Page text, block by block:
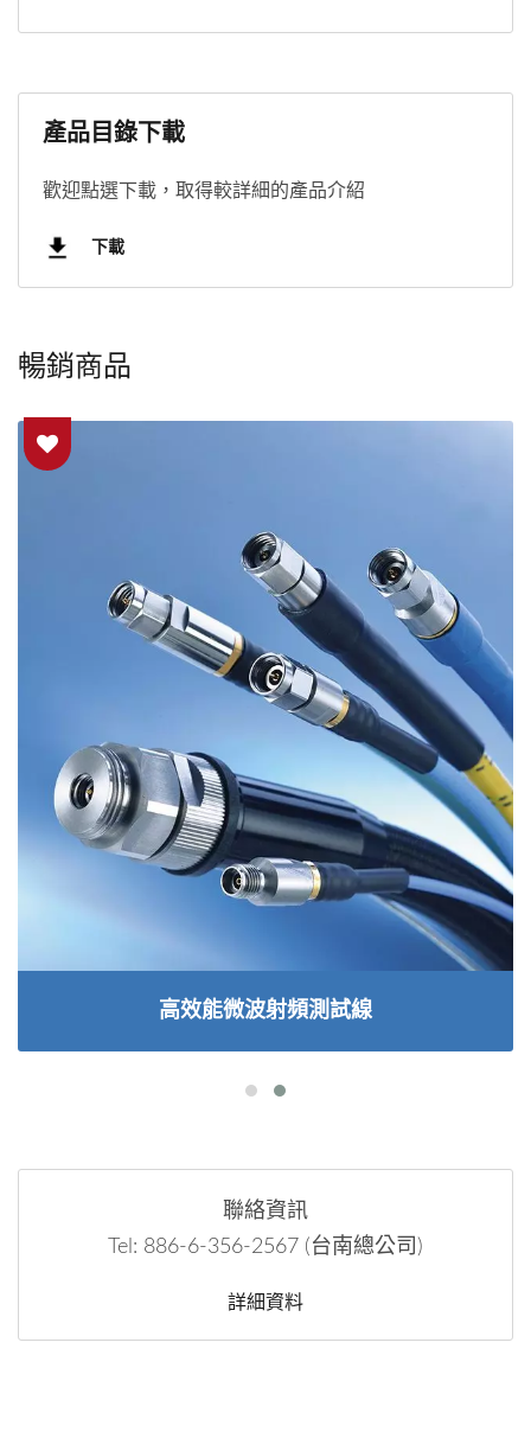
產品目錄下載
歡迎點選下載，取得較詳細的產品介紹
下載
暢銷商品
高效能微波射頻測試線
聯絡資訊
Tel: 886-6-356-2567 (台南總公司)
詳細資料